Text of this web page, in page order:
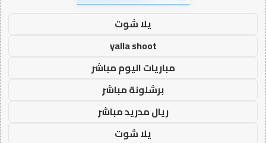
يلا شوت
yalla shoot
مباريات اليوم مباشر
برشلونة مباشر
ريال مدريد مباشر
يلا شوت